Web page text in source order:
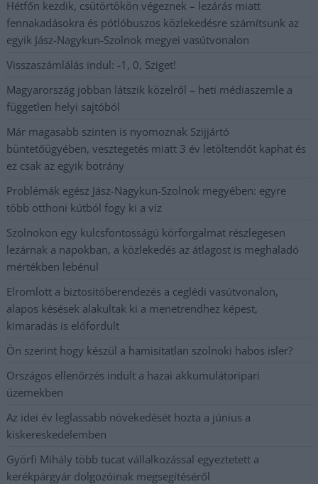
Hétfőn kezdik, csütörtökön végeznek – lezárás miatt
fennakadásokra és pótlóbuszos közlekedésre számítsunk az
egyik Jász-Nagykun-Szolnok megyei vasútvonalon
Visszaszámlálás indul: -1, 0, Sziget!
Magyarország jobban látszik közelről – heti médiaszemle a
független helyi sajtóból
Már magasabb szinten is nyomoznak Szijjártó
büntetőügyében, vesztegetés miatt 3 év letöltendőt kaphat és
ez csak az egyik botrány
Problémák egész Jász-Nagykun-Szolnok megyében: egyre
több otthoni kútból fogy ki a víz
Szolnokon egy kulcsfontosságú körforgalmat részlegesen
lezárnak a napokban, a közlekedés az átlagost is meghaladó
mértékben lebénul
Elromlott a biztosítóberendezés a ceglédi vasútvonalon,
alapos késések alakultak ki a menetrendhez képest,
kimaradás is előfordult
Ön szerint hogy készül a hamisítatlan szolnoki habos isler?
Országos ellenőrzés indult a hazai akkumulátoripari
üzemekben
Az idei év leglassabb növekedését hozta a június a
kiskereskedelemben
Györfi Mihály több tucat vállalkozással egyeztetett a
kerékpárgyár dolgozóinak megsegítéséről